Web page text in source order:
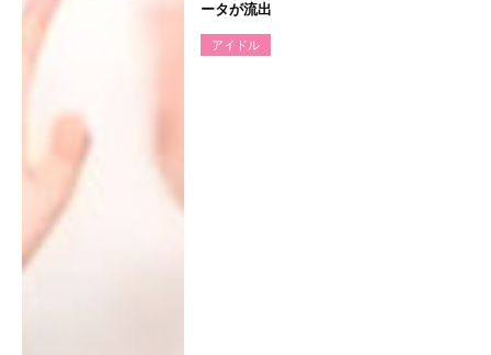
ータが流出
アイドル